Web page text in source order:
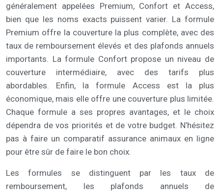
généralement appelées Premium, Confort et Access,
bien que les noms exacts puissent varier. La formule
Premium offre la couverture la plus complète, avec des
taux de remboursement élevés et des plafonds annuels
importants. La formule Confort propose un niveau de
couverture intermédiaire, avec des tarifs plus
abordables. Enfin, la formule Access est la plus
économique, mais elle offre une couverture plus limitée.
Chaque formule a ses propres avantages, et le choix
dépendra de vos priorités et de votre budget. N’hésitez
pas à faire un comparatif assurance animaux en ligne
pour être sûr de faire le bon choix.
Les formules se distinguent par les taux de
remboursement, les plafonds annuels de